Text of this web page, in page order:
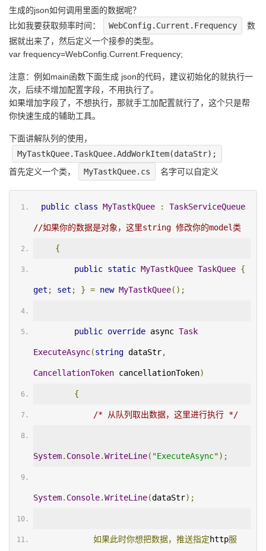
生成的json如何调用里面的数据呢？
比如我要获取频率时间：
WebConfig.Current.Frequency
数
据就出来了，然后定义一个接参的类型。
var frequency=WebConfig.Current.Frequency;
注意：例如main函数下面生成 json的代码，建议初始化的就执行一
次，后续不增加配置字段，不用执行了。
如果增加字段了，不想执行，那就手工加配置就行了，这个只是帮
你快速生成的辅助工具。
下面讲解队列的使用，
MyTastkQuee.TaskQuee.AddWorkItem(dataStr);
首先定义一个类，
MyTastkQuee.cs 名字可以自定义
public class MyTastkQuee : TaskServiceQueue
//如果你的数据是对象，这里string 修改你的model类
{
public static MyTastkQuee TaskQuee {
get ; set ; } = new MyTastkQuee();
public override async Task
ExecuteAsync(string dataStr,
CancellationToken cancellationToken)
{
/* 从队列取出数据，这里进行执行 */
System. Console.WriteLine( "ExecuteAsync");
System. Console.WriteLine(dataStr);
如果此时你想把数据，推送指定http服